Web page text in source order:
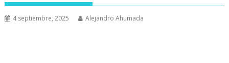
4 septiembre, 2025 Alejandro Ahumada